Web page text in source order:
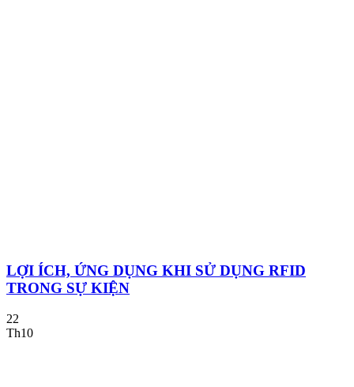
LỢI ÍCH, ỨNG DỤNG KHI SỬ DỤNG RFID
TRONG SỰ KIỆN
22
Th10